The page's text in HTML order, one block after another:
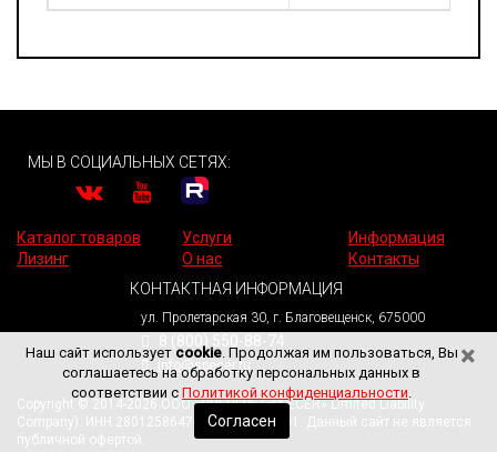
МЫ В СОЦИАЛЬНЫХ СЕТЯХ:
Каталог товаров Услуги
Информация
Лизинг
О нас
Контакты
КОНТАКТНАЯ ИНФОРМАЦИЯ
ул. Пролетарская 30, г. Благовещенск, 675000
8 (800) 550-88-74
info@specer.ru
Copyright © 2014-2026 ООО «СПЕЦЕР» («SPECER» Limited Liability
Company). ИНН 2801258647. КПП 280101001. Данный сайт не является
публичной офертой.
×
Наш сайт использует cookie. Продолжая им пользоваться, Вы
соглашаетесь на обработку персональных данных в
соответствии с Политикой конфиденциальности.
Согласен